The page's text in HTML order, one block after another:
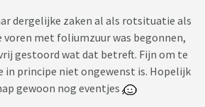
dergelijke zaken al als rotsituatie als
voren met foliumzuur was begonnen,
gestoord wat dat betreft. Fijn om te
in principe niet ongewenst is. Hopelijk
gewoon nog eventjes